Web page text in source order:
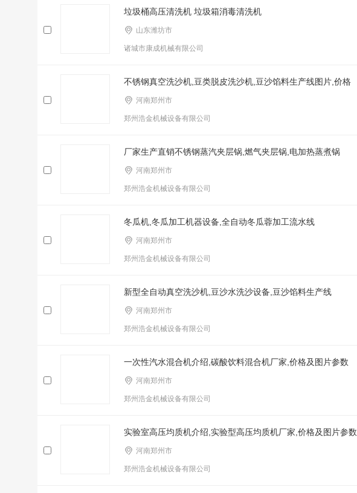
垃圾桶高压清洗机 垃圾箱消毒清洗机
山东潍坊市
诸城市康成机械有限公司
不锈钢真空洗沙机,豆类脱皮洗沙机,豆沙馅料生产线图片,价格
河南郑州市
郑州浩金机械设备有限公司
厂家生产直销不锈钢蒸汽夹层锅,燃气夹层锅,电加热蒸煮锅
河南郑州市
郑州浩金机械设备有限公司
冬瓜机,冬瓜加工机器设备,全自动冬瓜蓉加工流水线
河南郑州市
郑州浩金机械设备有限公司
新型全自动真空洗沙机,豆沙水洗沙设备,豆沙馅料生产线
河南郑州市
郑州浩金机械设备有限公司
一次性汽水混合机介绍,碳酸饮料混合机厂家,价格及图片参数
河南郑州市
郑州浩金机械设备有限公司
实验室高压均质机介绍,实验型高压均质机厂家,价格及图片参数
河南郑州市
郑州浩金机械设备有限公司